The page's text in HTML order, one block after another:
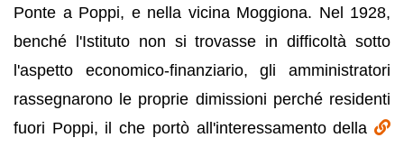
Ponte a Poppi, e nella vicina Moggiona. Nel 1928,
benché l'Istituto non si trovasse in difficoltà sotto
l'aspetto economico-finanziario, gli amministratori
rassegnarono le proprie dimissioni perché residenti
fuori Poppi, il che portò all'interessamento della